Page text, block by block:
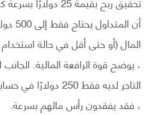
المال (أو حتى أقل في حالة استخدام
، يوضح قوة الرافعة المالية. الجانب
التاجر لديه فقط
، فقد يفقدون رأس مالهم بسرعة.